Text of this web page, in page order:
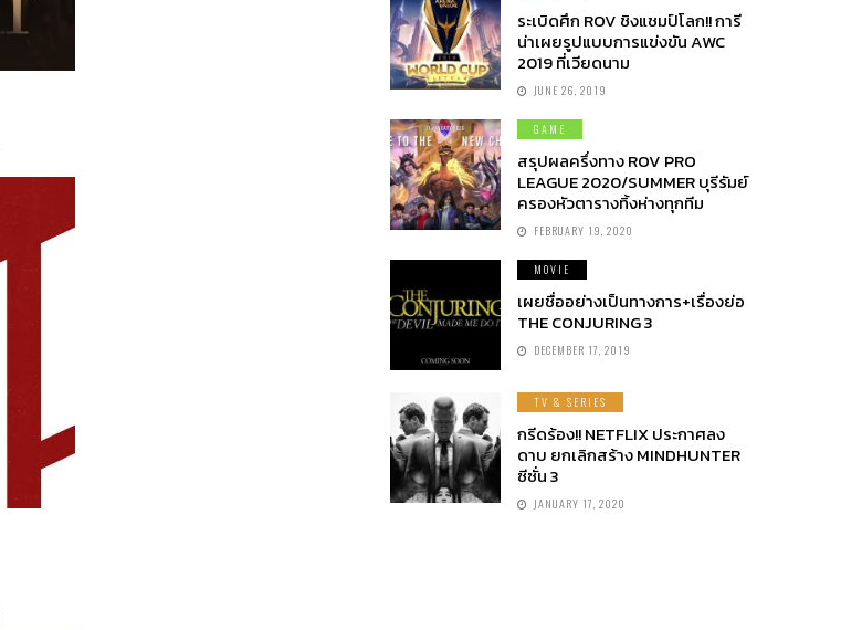
ระเบิดศึก ROV ชิงแชมป์โลก!! การี
น่าเผยรูปแบบการแข่งขัน AWC
2019 ที่เวียดนาม
JUNE 26, 2019
GAME
สรุปผลครึ่งทาง ROV PRO
LEAGUE 2020/SUMMER บุรีรัมย์
ครองหัวตารางทิ้งห่างทุกทีม
FEBRUARY 19, 2020
MOVIE
เผยชื่ออย่างเป็นทางการ+เรื่องย่อ
THE CONJURING 3
DECEMBER 17, 2019
TV & SERIES
กรีดร้อง!! NETFLIX ประกาศลง
ดาบ ยกเลิกสร้าง MINDHUNTER
ซีซั่น 3
JANUARY 17, 2020